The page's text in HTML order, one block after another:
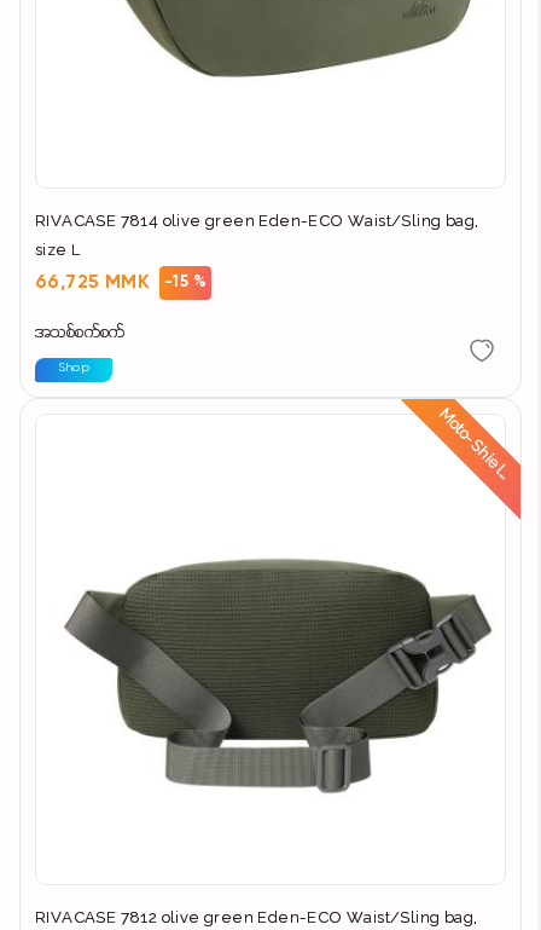
RIVACASE 7814 olive green Eden-ECO Waist/Sling bag,
size L
66,725 MMK -15 %
အသစ်စက်စက်
Shop
d
RIVACASE 7812 olive green Eden-ECO Waist/Sling bag,